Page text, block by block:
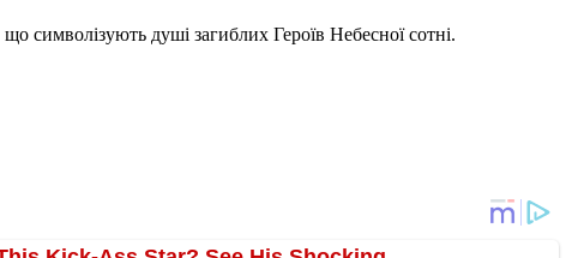
що символізують душі загиблих Героїв Небесної сотні.